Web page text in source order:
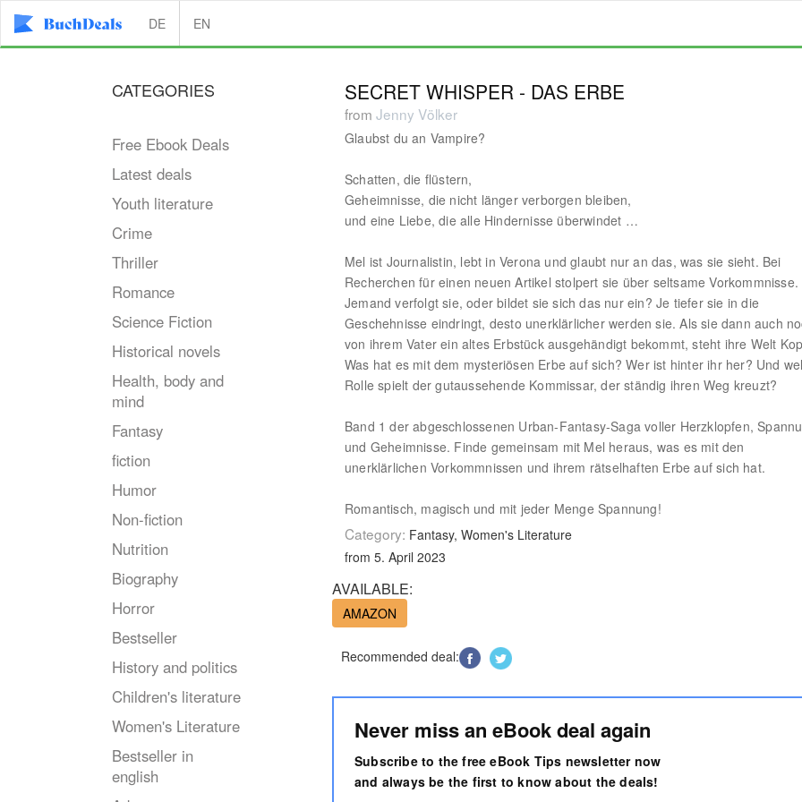
DE EN
CATEGORIES
Free Ebook Deals
Latest deals
Youth literature
Crime
Thriller
Romance
Science Fiction
Historical novels
Health, body and
mind
Fantasy
fiction
Humor
Non-fiction
Nutrition
Biography
Horror
Bestseller
History and politics
Children's literature
Women's Literature
Bestseller in
english
SECRET WHISPER - DAS ERBE
from Jenny Völker
Glaubst du an Vampire?
Schatten, die flüstern,
Geheimnisse, die nicht länger verborgen bleiben,
und eine Liebe, die alle Hindernisse überwindet …
Mel ist Journalistin, lebt in Verona und glaubt nur an das, was sie sieht. Bei
Recherchen für einen neuen Artikel stolpert sie über seltsame Vorkommnisse.
Jemand verfolgt sie, oder bildet sie sich das nur ein? Je tiefer sie in die
Geschehnisse eindringt, desto unerklärlicher werden sie. Als sie dann auch
von ihrem Vater ein altes Erbstück ausgehändigt bekommt, steht ihre Welt
Was hat es mit dem mysteriösen Erbe auf sich? Wer ist hinter ihr her? Und
Rolle spielt der gutaussehende Kommissar, der ständig ihren Weg kreuzt?
Band 1 der abgeschlossenen Urban-Fantasy-Saga voller Herzklopfen,
und Geheimnisse. Finde gemeinsam mit Mel heraus, was es mit den
unerklärlichen Vorkommnissen und ihrem rätselhaften Erbe auf sich hat.
Romantisch, magisch und mit jeder Menge Spannung!
Category: Fantasy, Women's Literature
from 5. April 2023
AVAILABLE:
AMAZON
Recommended deal:
Never miss an eBook deal again
Subscribe to the free eBook Tips newsletter now
and always be the first to know about the deals!